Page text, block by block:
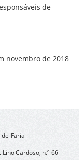
de
novembro de 2018
Faria
Lino Cardoso, n.º 66 -